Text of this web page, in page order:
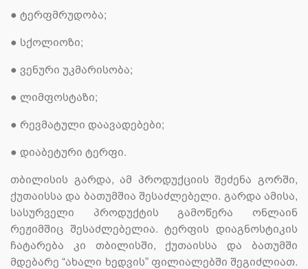
● ტერფმრუდობა;
● სქოლიოზი;
● ვენური უკმარისობა;
● ლიმფოსტაზი;
● რევმატული დაავადებები;
● დიაბეტური ტერფი.
თბილისის გარდა, ამ პროდუქციის შეძენა გორში,
ქუთაისსა და ბათუმშია შესაძლებელი. გარდა ამისა,
სასურველი პროდუქტის გამოწერა ონლაინ
რეჟიმშიც შესაძლებელია. ტერფის დიაგნოსტიკის
ჩატარება კი თბილისში, ქუთაისსა და ბათუმში
მდებარე “ახალი ხედვის” ფილიალებში შეგიძლიათ.